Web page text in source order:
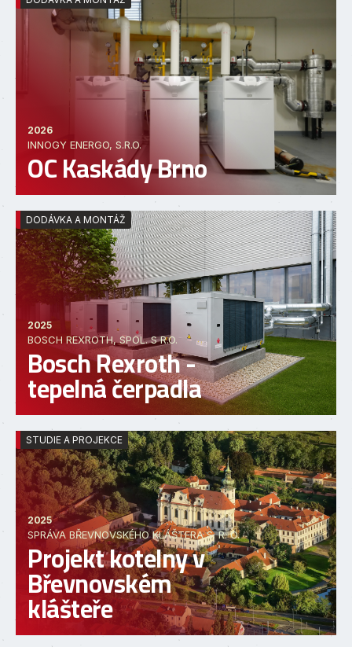
2026
INNOGY ENERGO, S.R.O.
OC Kaskády Brno
DODÁVKA A MONTÁŽ
2025
BOSCH REXROTH, SPOL. S R.O.
Bosch Rexroth -
tepelná čerpadla
STUDIE A PROJEKCE
2025
SPRÁVA BŘEVNOVSKÉHO KLÁŠTERA S. R. O.
Projekt kotelny v
Břevnovském
klášteře